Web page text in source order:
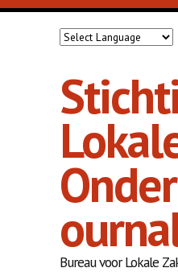
Overslaan en naar de inhoud gaan
Bureau voor Lokale